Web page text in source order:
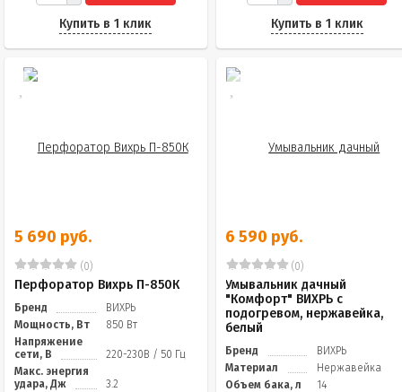
Купить в 1 клик Купить в 1 клик
5 690 руб.
(0)
Перфоратор Вихрь П-850К
Бренд
ВИХРЬ
Мощность, Вт
850 Вт
Напряжение
сети, В
220-230В / 50 Гц
Макс. энергия
удара, Дж
3.2
6 590 руб.
(0)
Умывальник дачный
"Комфорт" ВИХРЬ с
подогревом, нержавейка,
белый
Бренд
ВИХРЬ
Материал
Нержавейка
Объем бака, л
14